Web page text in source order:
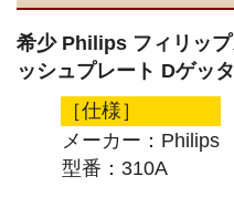
希少 Philips フィリッ
ッシュプレート Dゲッ
［仕様］
メーカー：Philips
型番：310A